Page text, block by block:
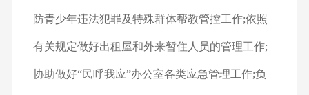
防青少年违法犯罪及特殊群体帮教管控工作;依照
有关规定做好出租屋和外来暂住人员的管理工作;
协助做好“民呼我应”办公室各类应急管理工作;负